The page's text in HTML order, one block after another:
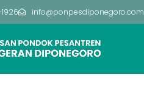
info@ponpesdiponegoro.com